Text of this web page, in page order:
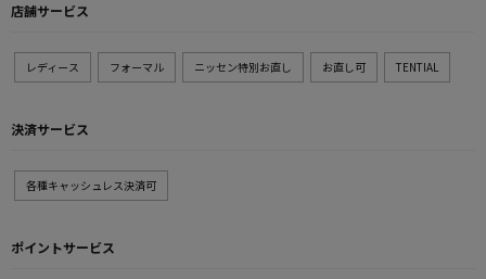
店舗サービス
レディース フォーマル ニッセン特別お直し お直し可 TENTIAL
決済サービス
各種キャッシュレス決済可
ポイントサービス